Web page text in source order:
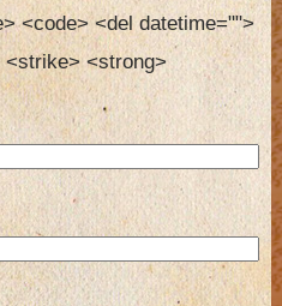
<code> <del datetime="">
<strong>